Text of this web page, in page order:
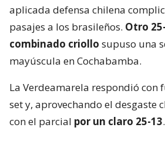
aplicada defensa chilena
pasajes a los brasileños. Otro
combinado criollo supuso una
mayúscula en Cochabamba.
La Verdeamarela respondió con
set y, aprovechando el desgaste
con el parcial por un claro 25-13.